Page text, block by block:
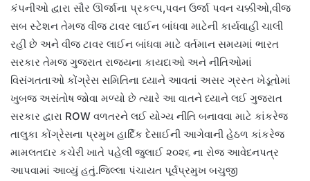
કંપનીઓ દ્વારા સૌર ઊર્જાના પ્રકલ્પ,પવન ઉર્જા પવન ચક્કીઓ,વીજ
સબ સ્ટેશન તેમજ વીજ ટાવર લાઈન બાંધવા માટેની કાર્યવાહી ચાલી
રહી છે અને વીજ ટાવર લાઈન બાંધવા માટે વર્તમાન સમયમાં ભારત
સરકાર તેમજ ગુજરાત રાજ્યના કાયદાઓ અને નીતિઓમાં
વિસંગતતાઓ કોંગ્રેસ સમિતિના ધ્યાને આવતાં અસર ગ્રસ્ત ખેડૂતોમાં
ખુબજ અસંતોષ જોવા મળ્યો છે ત્યારે આ વાતને ધ્યાને લઈ ગુજરાત
સરકાર દ્વારા ROW વળતરને લઈ યોગ્ય નીતિ બનાવવા માટે કાંકરેજ
તાલુકા કોંગ્રેસના પ્રમુખ હાર્દિક દેસાઈની આગેવાની હેઠળ કાંકરેજ
મામલતદાર કચેરી ખાતે પહેલી જુલાઈ ૨૦૨૬ ના રોજ આવેદનપત્ર
આપવામાં આવ્યું હતું.જિલ્લા પંચાયત પૂર્વપ્રમુખ બચુજી